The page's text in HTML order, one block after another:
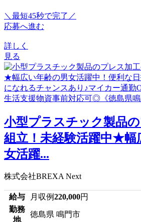
＼最短45秒で完了／
応募へ進む
詳しく
見る
小型プラスチック製品
組立！未経験活躍中★幅
女活躍...
株式会社BREXA Next
給与 月収例220,000円
勤務
地
徳島県 鳴門市